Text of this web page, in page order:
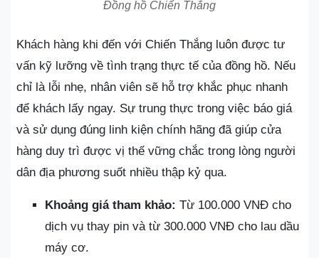
Đồng hồ Chiến Thắng
Khách hàng khi đến với Chiến Thắng luôn được tư
vấn kỹ lưỡng về tình trạng thực tế của đồng hồ. Nếu
chỉ là lỗi nhẹ, nhân viên sẽ hỗ trợ khắc phục nhanh
để khách lấy ngay. Sự trung thực trong việc báo giá
và sử dụng đúng linh kiện chính hãng đã giúp cửa
hàng duy trì được vị thế vững chắc trong lòng người
dân địa phương suốt nhiều thập kỷ qua.
Khoảng giá tham khảo: Từ 100.000 VNĐ cho
dịch vụ thay pin và từ 300.000 VNĐ cho lau dầu
máy cơ.